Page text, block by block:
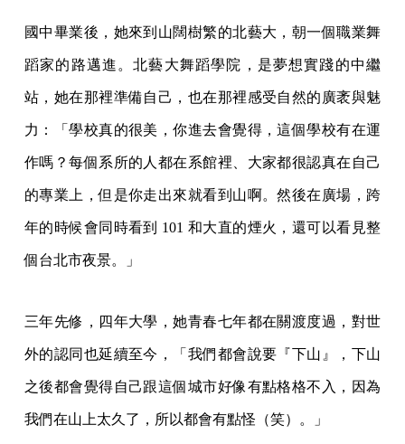
國中畢業後，她來到山闊樹繁的北藝大，朝一個職業舞
蹈家的路邁進。北藝大舞蹈學院，是夢想實踐的中繼
站，她在那裡準備自己，也在那裡感受自然的廣袤與魅
力：「學校真的很美，你進去會覺得，這個學校有在運
作嗎？每個系所的人都在系館裡、大家都很認真在自己
的專業上，但是你走出來就看到山啊。然後在廣場，跨
年的時候會同時看到 101 和大直的煙火，還可以看見整
個台北市夜景。」
三年先修，四年大學，她青春七年都在關渡度過，對世
外的認同也延續至今，「我們都會說要『下山』，下山
之後都會覺得自己跟這個城市好像有點格格不入，因為
我們在山上太久了，所以都會有點怪（笑）。」